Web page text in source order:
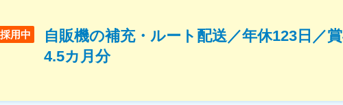
用中
自販機の補充・ルート配送／年休123日／
4.5カ月分